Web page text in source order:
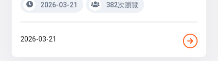
2026-03-21 382次瀏覽
2026-03-21